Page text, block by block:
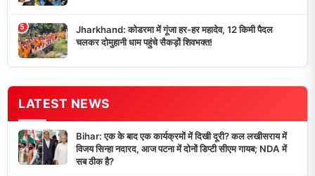
5
Jharkhand: कोडरमा में गूंजा हर-हर महादेव, 12 किमी पैदल
चलकर दोमुहानी धाम पहुंचे सैकड़ों शिवभक्त!
LATEST NEWS
Bihar: एक के बाद एक कार्यक्रमों में दिखी दूरी? कल लखीसराय में
विजय सिन्हा नदारद, आज पटना में दोनों डिप्टी सीएम गायब; NDA में
सब ठीक है?